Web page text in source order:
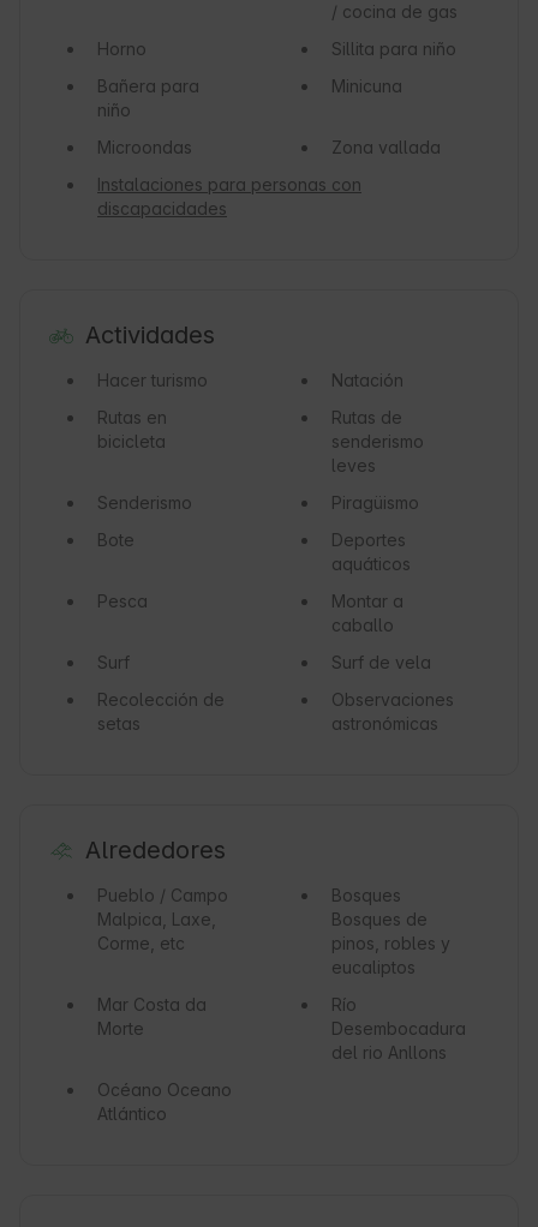
/ cocina de gas
Horno
Sillita para niño
Bañera para
niño
Minicuna
Microondas
Zona vallada
Instalaciones para personas con
discapacidades
Actividades
Hacer turismo
Natación
Rutas en
bicicleta
Rutas de
senderismo
leves
Senderismo
Piragüismo
Bote
Deportes
aquáticos
Pesca
Montar a
caballo
Surf
Surf de vela
Recolección de
setas
Observaciones
astronómicas
Alrededores
Pueblo / Campo
Malpica, Laxe,
Corme, etc
Bosques
Bosques de
pinos, robles y
eucaliptos
Mar Costa da
Morte
Río
Desembocadura
del rio Anllons
Océano Oceano
Atlántico